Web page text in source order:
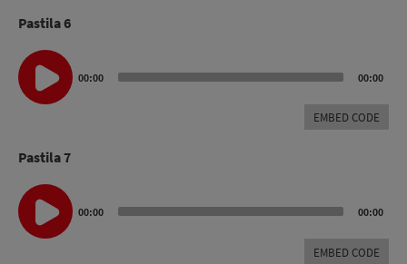
Pastila 6
Audio
Player
00:00 00:00
EMBED CODE
Pastila 7
Audio
Player
00:00 00:00
EMBED CODE